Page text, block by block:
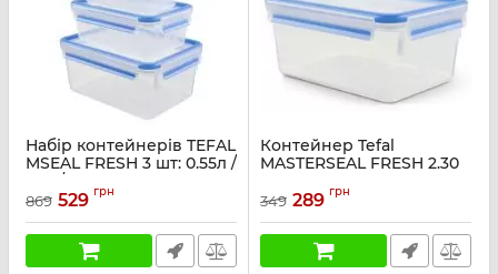
Набір контейнерів TEFAL
MSEAL FRESH 3 шт: 0.55л /
1.0л / 2.3л, пластик
Артикул: K3028912
869 529 грн
Контейнер Tefal
MASTERSEAL FRESH 2.30
Артикул: K3021512
349 289 грн